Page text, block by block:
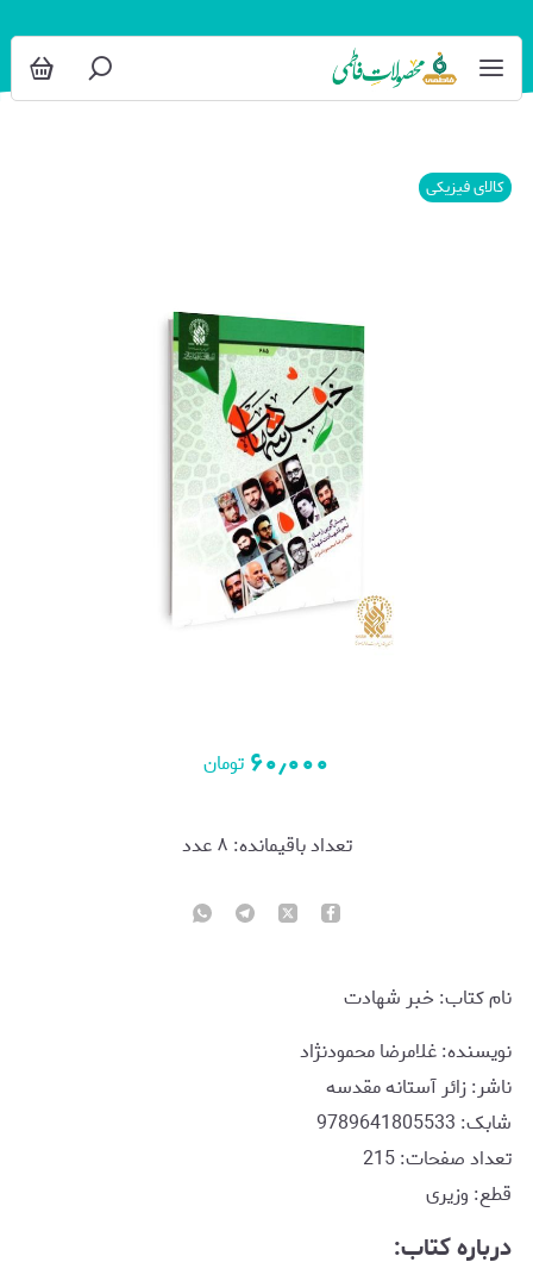
کالای فیزیکی
۶۰٫۰۰۰ تومان
تعداد باقیمانده: ۸عدد
نام کتاب: خبر شهادت
نويسنده: غلامرضا محمودنژاد
ناشر: زائر آستانه مقدسه
شابک: 9789641805533
تعداد صفحات: 215
قطع: وزیری
درباره کتاب: